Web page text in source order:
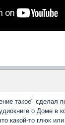
такое" сделал
о Доме в
какой-то глюк